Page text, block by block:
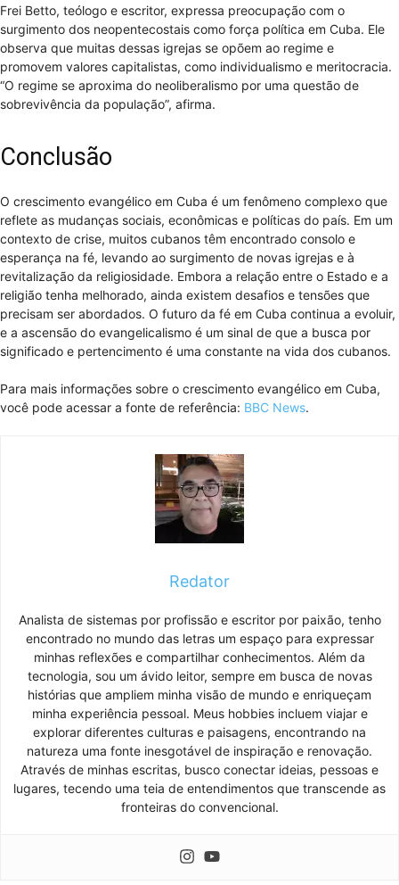
Frei Betto, teólogo e escritor, expressa preocupação com o
surgimento dos neopentecostais como força política em Cuba. Ele
observa que muitas dessas igrejas se opõem ao regime e
promovem valores capitalistas, como individualismo e meritocracia.
“O regime se aproxima do neoliberalismo por uma questão de
sobrevivência da população”, afirma.
Conclusão
O crescimento evangélico em Cuba é um fenômeno complexo que
reflete as mudanças sociais, econômicas e políticas do país. Em um
contexto de crise, muitos cubanos têm encontrado consolo e
esperança na fé, levando ao surgimento de novas igrejas e à
revitalização da religiosidade. Embora a relação entre o Estado e a
religião tenha melhorado, ainda existem desafios e tensões que
precisam ser abordados. O futuro da fé em Cuba continua a evoluir,
e a ascensão do evangelicalismo é um sinal de que a busca por
significado e pertencimento é uma constante na vida dos cubanos.
Para mais informações sobre o crescimento evangélico em Cuba,
você pode acessar a fonte de referência: BBC News.
Redator
Analista de sistemas por profissão e escritor por paixão, tenho
encontrado no mundo das letras um espaço para expressar
minhas reflexões e compartilhar conhecimentos. Além da
tecnologia, sou um ávido leitor, sempre em busca de novas
histórias que ampliem minha visão de mundo e enriqueçam
minha experiência pessoal. Meus hobbies incluem viajar e
explorar diferentes culturas e paisagens, encontrando na
natureza uma fonte inesgotável de inspiração e renovação.
Através de minhas escritas, busco conectar ideias, pessoas e
lugares, tecendo uma teia de entendimentos que transcende as
fronteiras do convencional.